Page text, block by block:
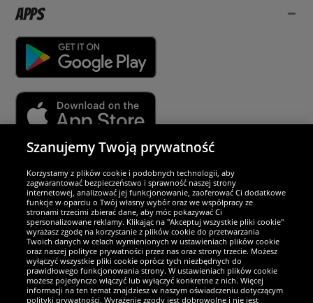
Apps
Partnerzy i bezpieczeństwo
Jesteśmy wyjątkowi
Szanujemy Twoją prywatność
Korzystamy z plików cookie i podobnych technologii, aby
zagwarantować bezpieczeństwo i sprawność naszej strony
internetowej, analizować jej funkcjonowanie, zaoferować Ci dodatkowe
funkcje w oparciu o Twój własny wybór oraz we współpracy ze
stronami trzecimi zbierać dane, aby móc pokazywać Ci
spersonalizowane reklamy. Klikając na "Akceptuj wszystkie pliki cookie"
wyrażasz zgodę na korzystanie z plików cookie do przetwarzania
Twoich danych w celach wymienionych w ustawieniach plików cookie
oraz naszej polityce prywatności przez nas oraz strony trzecie. Możesz
wyłączyć wszystkie pliki cookie oprócz tych niezbędnych do
prawidłowego funkcjonowania strony. W ustawieniach plików cookie
możesz pojedynczo włączyć lub wyłączyć konkretne z nich. Więcej
informacji na ten temat znajdziesz w naszym oświadczeniu dotyczącym
polityki prywatności. Wyrażenie zgody jest dobrowolne i nie jest